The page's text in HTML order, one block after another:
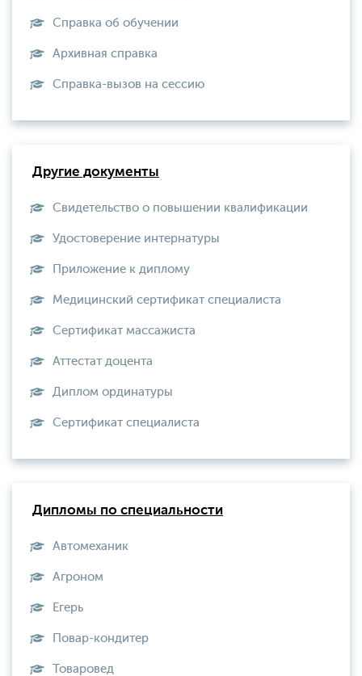
Справка об обучении
Архивная справка
Справка-вызов на сессию
Другие документы
Свидетельство о повышении квалификации
Удостоверение интернатуры
Приложение к диплому
Медицинский сертификат специалиста
Сертификат массажиста
Аттестат доцента
Диплом ординатуры
Сертификат специалиста
Дипломы по специальности
Автомеханик
Агроном
Егерь
Повар-кондитер
Товаровед